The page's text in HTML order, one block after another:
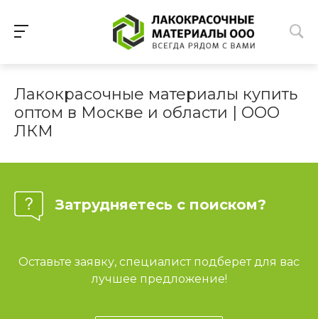
Лакокрасочные материалы купить
оптом в Москве и области | ООО
ЛКМ
Затрудняетесь с поиском?
Оставьте заявку, специалист подберет для вас
лучшее предложение!